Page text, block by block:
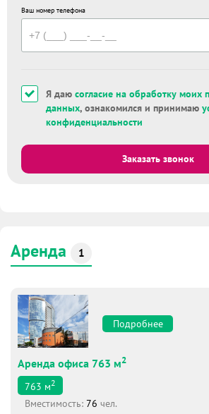
Ваш номер телефона
Я даю согласие на обработку моих
данных, ознакомился и принимаю
конфиденциальности
Заказать звонок
Аренда 1
Подробнее
Аренда офиса 763 м2
763 м2
Вместимоcть: 76 чел.